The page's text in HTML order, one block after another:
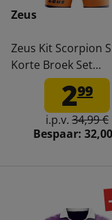
Zeus
Zeus Kit Scorpion
Korte Broek Set
oranje/blauw
299
i.p.v. 34,99 €
Bespaar: